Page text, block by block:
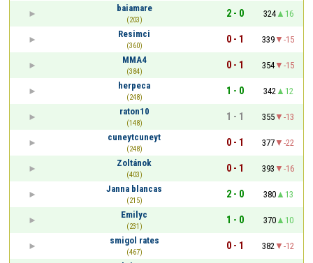
baiamare
(203)
2 - 0 324
16
Resimci
(360)
0 - 1 339
-15
MMA4
(384)
0 - 1 354
-15
herpeca
(248)
1 - 0 342
12
raton10
(148)
1 - 1 355
-13
cuneytcuneyt
(248)
0 - 1 377
-22
Zoltánok
(403)
0 - 1 393
-16
Janna blancas
(215)
2 - 0 380
13
Emilyc
(231)
1 - 0 370
10
smigol rates
(467)
0 - 1 382
-12